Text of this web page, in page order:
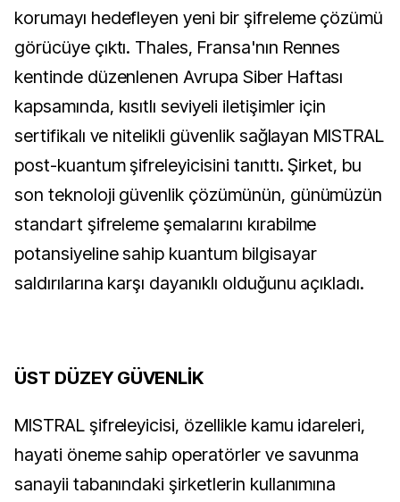
korumayı hedefleyen yeni bir şifreleme çözümü
görücüye çıktı. Thales, Fransa'nın Rennes
kentinde düzenlenen Avrupa Siber Haftası
kapsamında, kısıtlı seviyeli iletişimler için
sertifikalı ve nitelikli güvenlik sağlayan MISTRAL
post-kuantum şifreleyicisini tanıttı. Şirket, bu
son teknoloji güvenlik çözümünün, günümüzün
standart şifreleme şemalarını kırabilme
potansiyeline sahip kuantum bilgisayar
saldırılarına karşı dayanıklı olduğunu açıkladı.
ÜST DÜZEY GÜVENLİK
MISTRAL şifreleyicisi, özellikle kamu idareleri,
hayati öneme sahip operatörler ve savunma
sanayii tabanındaki şirketlerin kullanımına